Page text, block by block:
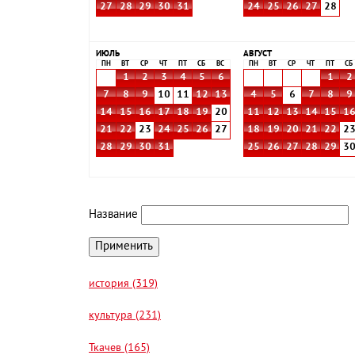
27
28 29 30 31
24
25 26 27 28
ИЮЛЬ
ПН ВТ СР ЧТ СБ ВС
1 2 3 4 5
6
7
8 9 10 11 12
13
14
15 16 17 18 19
20
21
22 23 24 25 26
27
28
29 30 31
АВГУСТ
ПН ВТ СР ЧТ СБ
1 2
4
5 6 7 8 9
11
12 13 14 15 16
18
19 20 21 22 23
25
26 27 28 29 30
Название
история (319)
культура (231)
Ткачев (165)